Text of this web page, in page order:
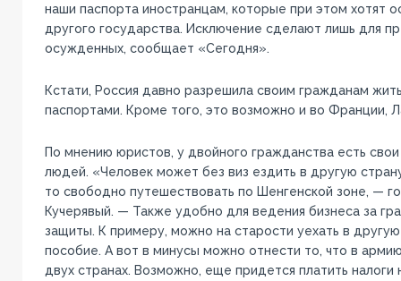
наши паспорта иностранцам, которые при этом хотят
другого государства. Исключение сделают лишь для
осужденных, сообщает «Сегодня».
Кстати, Россия давно разрешила своим гражданам
паспортами. Кроме того, это возможно и во Франции,
По мнению юристов, у двойного гражданства есть
людей. «Человек может без виз ездить в другую
то свободно путешествовать по Шенгенской зоне, —
Кучерявый. — Также удобно для ведения бизнеса за
защиты. К примеру, можно на старости уехать в другую
пособие. А вот в минусы можно отнести то, что в
двух странах. Возможно, еще придется платить налоги